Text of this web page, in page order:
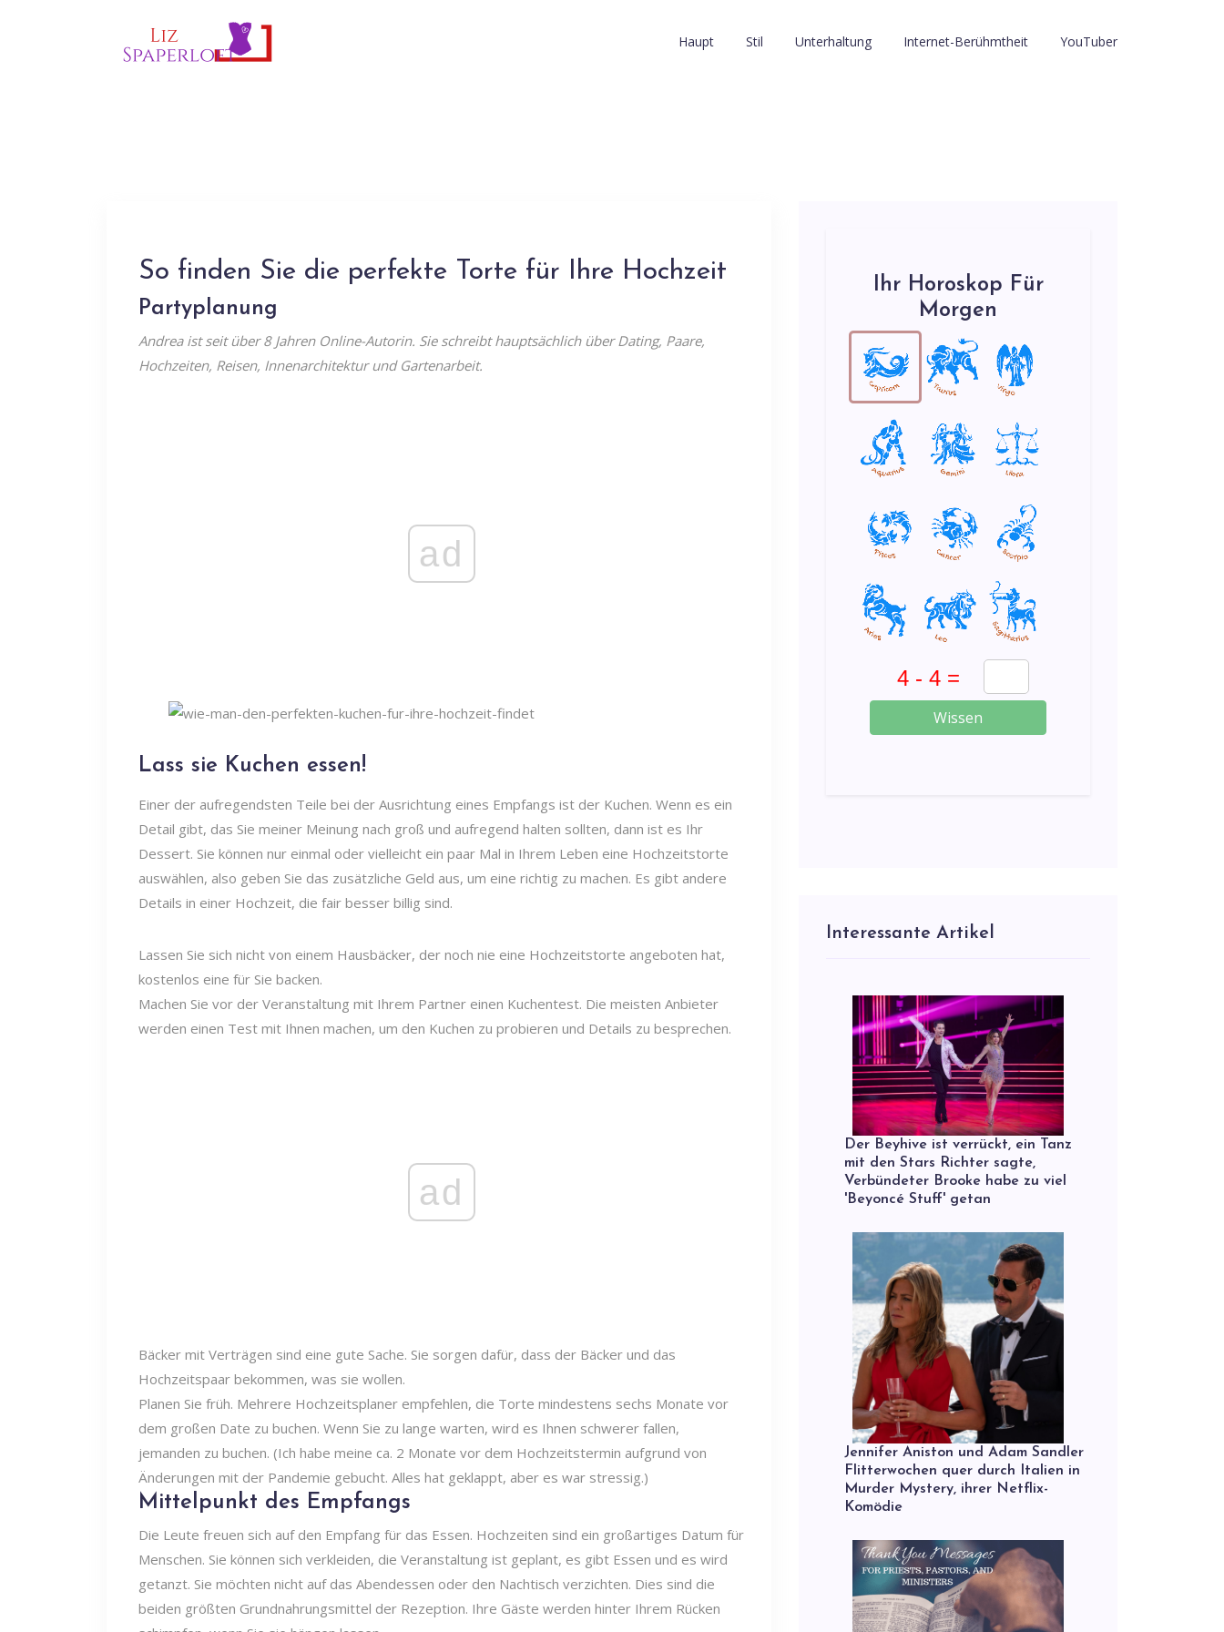
Haupt Stil Unterhaltung Internet-Berühmtheit YouTuber
So finden Sie die perfekte Torte für Ihre Hochzeit
Partyplanung
Andrea ist seit über 8 Jahren Online-Autorin. Sie schreibt hauptsächlich über Dating, Paare,
Hochzeiten, Reisen, Innenarchitektur und Gartenarbeit.
ad
Lass sie Kuchen essen!
Einer der aufregendsten Teile bei der Ausrichtung eines Empfangs ist der Kuchen. Wenn es ein
Detail gibt, das Sie meiner Meinung nach groß und aufregend halten sollten, dann ist es Ihr
Dessert. Sie können nur einmal oder vielleicht ein paar Mal in Ihrem Leben eine Hochzeitstorte
auswählen, also geben Sie das zusätzliche Geld aus, um eine richtig zu machen. Es gibt andere
Details in einer Hochzeit, die fair besser billig sind.
Lassen Sie sich nicht von einem Hausbäcker, der noch nie eine Hochzeitstorte angeboten hat,
kostenlos eine für Sie backen.
Machen Sie vor der Veranstaltung mit Ihrem Partner einen Kuchentest. Die meisten Anbieter
werden einen Test mit Ihnen machen, um den Kuchen zu probieren und Details zu besprechen.
ad
Bäcker mit Verträgen sind eine gute Sache. Sie sorgen dafür, dass der Bäcker und das
Hochzeitspaar bekommen, was sie wollen.
Planen Sie früh. Mehrere Hochzeitsplaner empfehlen, die Torte mindestens sechs Monate vor
dem großen Date zu buchen. Wenn Sie zu lange warten, wird es Ihnen schwerer fallen,
jemanden zu buchen. (Ich habe meine ca. 2 Monate vor dem Hochzeitstermin aufgrund von
Änderungen mit der Pandemie gebucht. Alles hat geklappt, aber es war stressig.)
Mittelpunkt des Empfangs
Die Leute freuen sich auf den Empfang für das Essen. Hochzeiten sind ein großartiges Datum für
Menschen. Sie können sich verkleiden, die Veranstaltung ist geplant, es gibt Essen und es wird
getanzt. Sie möchten nicht auf das Abendessen oder den Nachtisch verzichten. Dies sind die
beiden größten Grundnahrungsmittel der Rezeption. Ihre Gäste werden hinter Ihrem Rücken
Ihr Horoskop Für
Morgen
Wissen
Interessante Artikel
Der Beyhive ist verrückt, ein Tanz
mit den Stars Richter sagte,
Verbündeter Brooke habe zu viel
'Beyoncé Stuff' getan
Jennifer Aniston und Adam Sandler
Flitterwochen quer durch Italien in
Murder Mystery, ihrer Netflix-
Komödie